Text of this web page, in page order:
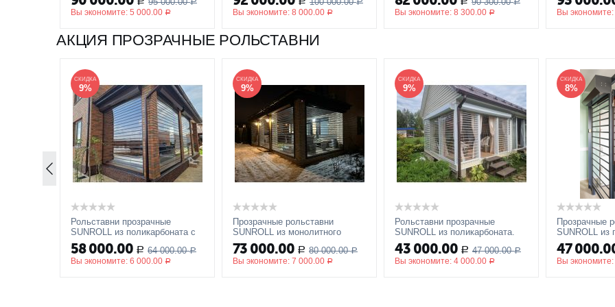
стандартные цвета, пружины
растяжения
Р
Вы экономите: 5 000.00 Р
стандартные цвета, пружины
растяжения
Р
Вы экономите: 8 000.00 Р
стандартные цвета, пружины
растяжения
Р
Вы экономите: 8 300.00 Р
стандартные
растяжения
Вы экономите:
АКЦИЯ ПРОЗРАЧНЫЕ РОЛЬСТАВНИ
СКИДКА
9%
Рольставни прозрачные
SUNROLL из поликарбоната с
электроприводом. Пример
2500x2000
58 000.00 Р 64 000.00 Р
Вы экономите: 6 000.00 Р
СКИДКА
9%
Прозрачные рольставни
SUNROLL из монолитного
поликарбоната. Пример:
3000x2000 мм
73 000.00 Р 80 000.00 Р
Вы экономите: 7 000.00 Р
СКИДКА
9%
Рольставни прозрачные
SUNROLL из поликарбоната.
Пример 1500x2900
43 000.00 Р 47 000.00 Р
Вы экономите: 4 000.00 Р
СКИДКА
8%
Прозрачные
SUNROLL из
x 2000 мм.
47
Вы экономите: